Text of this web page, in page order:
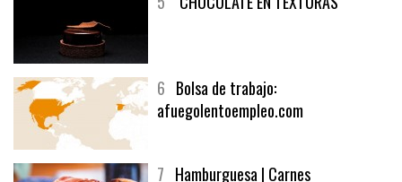
6Bolsa de trabajo: